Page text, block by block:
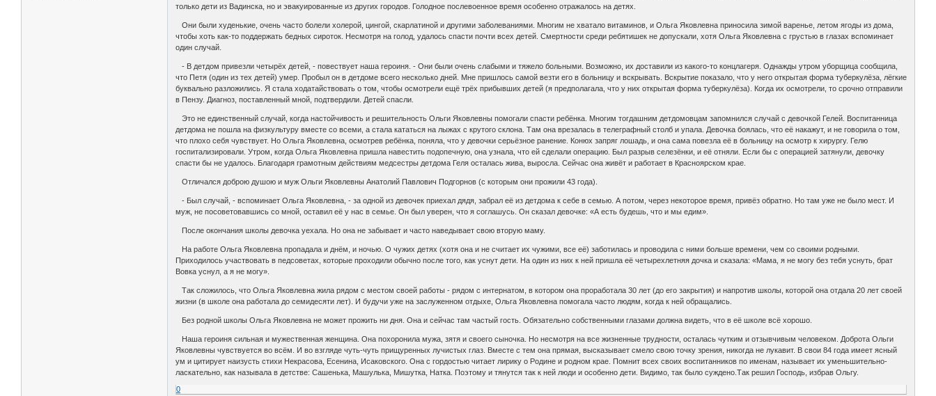
только дети из Вадинска, но и эвакуированные из других городов. Голодное послевоенное время особенно отражалось на детях.
Они были худенькие, очень часто болели холерой, цингой, скарлатиной и другими заболеваниями. Многим не хватало витаминов, и Ольга Яковлевна приносила зимой варенье, летом ягоды из дома,
чтобы хоть как-то поддержать бедных сироток. Несмотря на голод, удалось спасти почти всех детей. Смертности среди ребятишек не допускали, хотя Ольга Яковлевна с грустью в глазах вспоминает
один случай.
- В детдом привезли четырёх детей, - повествует наша героиня. - Они были очень слабыми и тяжело больными. Возможно, их доставили из какого-то концлагеря. Однажды утром уборщица сообщила,
что Петя (один из тех детей) умер. Пробыл он в детдоме всего несколько дней. Мне пришлось самой везти его в больницу и вскрывать. Вскрытие показало, что у него открытая форма туберкулёза, лёгкие
буквально разложились. Я стала ходатайствовать о том, чтобы осмотрели ещё трёх прибывших детей (я предполагала, что у них открытая форма туберкулёза). Когда их осмотрели, то срочно отправили
в Пензу. Диагноз, поставленный мной, подтвердили. Детей спасли.
Это не единственный случай, когда настойчивость и решительность Ольги Яковлевны помогали спасти ребёнка. Многим тогдашним детдомовцам запомнился случай с девочкой Гелей. Воспитанница
детдома не пошла на физкультуру вместе со всеми, а стала кататься на лыжах с крутого склона. Там она врезалась в телеграфный столб и упала. Девочка боялась, что её накажут, и не говорила о том,
что плохо себя чувствует. Но Ольга Яковлевна, осмотрев ребёнка, поняла, что у девочки серьёзное ранение. Конюх запряг лошадь, и она сама повезла её в больницу на осмотр к хирургу. Гелю
госпитализировали. Утром, когда Ольга Яковлевна пришла навестить подопечную, она узнала, что ей сделали операцию. Был разрыв селезёнки, и её отняли. Если бы с операцией затянули, девочку
спасти бы не удалось. Благодаря грамотным действиям медсестры детдома Геля осталась жива, выросла. Сейчас она живёт и работает в Красноярском крае.
Отличался доброю душою и муж Ольги Яковлевны Анатолий Павлович Подгорнов (с которым они прожили 43 года).
- Был случай, - вспоминает Ольга Яковлевна, - за одной из девочек приехал дядя, забрал её из детдома к себе в семью. А потом, через некоторое время, привёз обратно. Но там уже не было мест. И
муж, не посоветовавшись со мной, оставил её у нас в семье. Он был уверен, что я соглашусь. Он сказал девочке: «А есть будешь, что и мы едим».
После окончания школы девочка уехала. Но она не забывает и часто наведывает свою вторую маму.
На работе Ольга Яковлевна пропадала и днём, и ночью. О чужих детях (хотя она и не считает их чужими, все её) заботилась и проводила с ними больше времени, чем со своими родными.
Приходилось участвовать в педсоветах, которые проходили обычно после того, как уснут дети. На один из них к ней пришла её четырехлетняя дочка и сказала: «Мама, я не могу без тебя уснуть, брат
Вовка уснул, а я не могу».
Так сложилось, что Ольга Яковлевна жила рядом с местом своей работы - рядом с интернатом, в котором она проработала 30 лет (до его закрытия) и напротив школы, которой она отдала 20 лет своей
жизни (в школе она работала до семидесяти лет). И будучи уже на заслуженном отдыхе, Ольга Яковлевна помогала часто людям, когда к ней обращались.
Без родной школы Ольга Яковлевна не может прожить ни дня. Она и сейчас там частый гость. Обязательно собственными глазами должна видеть, что в её школе всё хорошо.
Наша героиня сильная и мужественная женщина. Она похоронила мужа, зятя и своего сыночка. Но несмотря на все жизненные трудности, осталась чутким и отзывчивым человеком. Доброта Ольги
Яковлевны чувствуется во всём. И во взгляде чуть-чуть прищуренных лучистых глаз. Вместе с тем она прямая, высказывает смело свою точку зрения, никогда не лукавит. В свои 84 года имеет ясный
ум и цитирует наизусть стихи Некрасова, Есенина, Исаковского. Она с гордостью читает лирику о Родине и родном крае. Помнит всех своих воспитанников по именам, называет их уменьшительно-
ласкательно, как называла в детстве: Сашенька, Машулька, Мишутка, Натка. Поэтому и тянутся так к ней люди и особенно дети. Видимо, так было суждено.Так решил Господь, избрав Ольгу.
0